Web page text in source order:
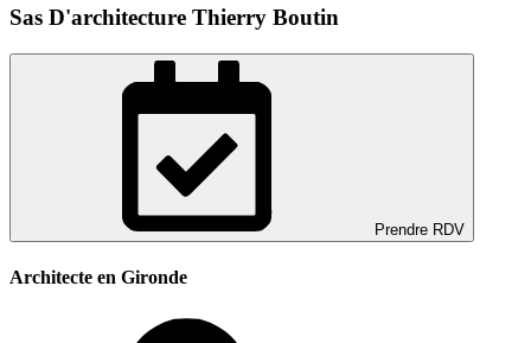
Sas D'architecture Thierry Boutin
Prendre RDV
Architecte en Gironde